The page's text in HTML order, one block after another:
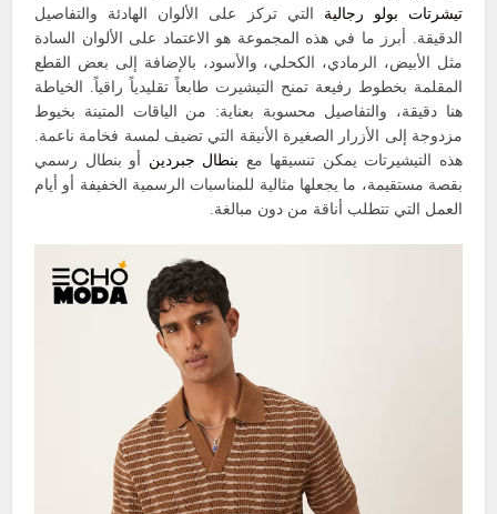
تيشرتات بولو رجالية التي تركز على الألوان الهادئة والتفاصيل
الدقيقة. أبرز ما في هذه المجموعة هو الاعتماد على الألوان السادة
مثل الأبيض، الرمادي، الكحلي، والأسود، بالإضافة إلى بعض القطع
المقلمة بخطوط رفيعة تمنح التيشيرت طابعاً تقليدياً راقياً. الخياطة
هنا دقيقة، والتفاصيل محسوبة بعناية: من الياقات المتينة بخيوط
مزدوجة إلى الأزرار الصغيرة الأنيقة التي تضيف لمسة فخامة ناعمة.
هذه التيشيرتات يمكن تنسيقها مع بنطال جبردين أو بنطال رسمي
بقصة مستقيمة، ما يجعلها مثالية للمناسبات الرسمية الخفيفة أو أيام
العمل التي تتطلب أناقة من دون مبالغة.